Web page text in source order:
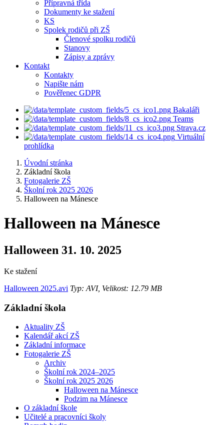
Přípravná třída
Dokumenty ke stažení
KS
Spolek rodičů při ZŠ
Členové spolku rodičů
Stanovy
Zápisy a zprávy
Kontakt
Kontakty
Napište nám
Pověřenec GDPR
Bakaláři
Teams
Strava.cz
Virtuální
prohlídka
Úvodní stránka
Základní škola
Fotogalerie ZŠ
Školní rok 2025 2026
Halloween na Mánesce
Halloween na Mánesce
Halloween 31. 10. 2025
Ke stažení
Halloween 2025.avi Typ: AVI, Velikost: 12.79 MB
Základní škola
Aktuality ZŠ
Kalendář akcí ZŠ
Základní informace
Fotogalerie ZŠ
Archiv
Školní rok 2024–2025
Školní rok 2025 2026
Halloween na Mánesce
Podzim na Mánesce
O základní škole
Učitelé a pracovníci školy